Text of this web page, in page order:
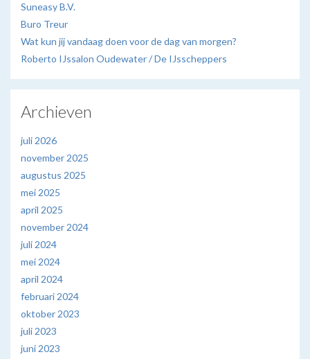
Suneasy B.V.
Buro Treur
Wat kun jij vandaag doen voor de dag van morgen?
Roberto IJssalon Oudewater / De IJsscheppers
Archieven
juli 2026
november 2025
augustus 2025
mei 2025
april 2025
november 2024
juli 2024
mei 2024
april 2024
februari 2024
oktober 2023
juli 2023
juni 2023